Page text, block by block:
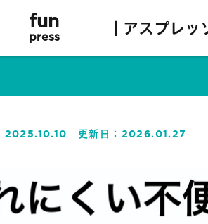
fun
press | アスプレッ
2025.10.10 更新日： 2026.01.27